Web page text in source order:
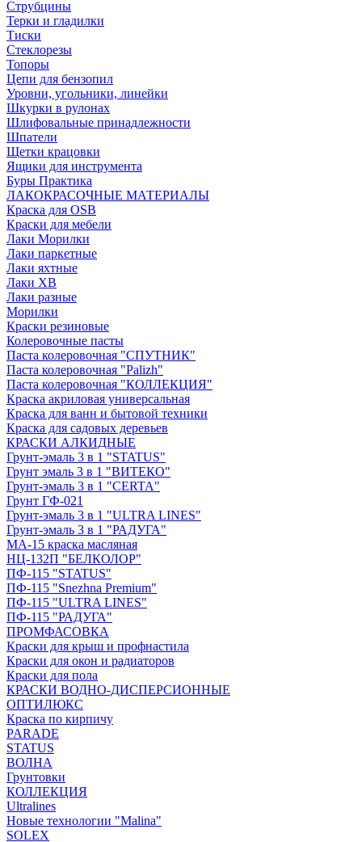
Струбцины
Терки и гладилки
Тиски
Стеклорезы
Топоры
Цепи для бензопил
Уровни, угольники, линейки
Шкурки в рулонах
Шлифовальные принадлежности
Шпатели
Щетки крацовки
Ящики для инструмента
Буры Практика
ЛАКОКРАСОЧНЫЕ МАТЕРИАЛЫ
Краска для OSB
Краски для мебели
Лаки Морилки
Лаки паркетные
Лаки яхтные
Лаки ХВ
Лаки разные
Морилки
Краски резиновые
Колеровочные пасты
Паста колеровочная "СПУТНИК"
Паста колеровочная "Palizh"
Паста колеровочная "КОЛЛЕКЦИЯ"
Краска акриловая универсальная
Краска для ванн и бытовой техники
Краска для садовых деревьев
КРАСКИ АЛКИДНЫЕ
Грунт-эмаль 3 в 1 "STATUS"
Грунт эмаль 3 в 1 "ВИТЕКО"
Грунт-эмаль 3 в 1 "CERTA"
Грунт ГФ-021
Грунт-эмаль 3 в 1 "ULTRA LINES"
Грунт-эмаль 3 в 1 "РАДУГА"
МА-15 краска масляная
НЦ-132П "БЕЛКОЛОР"
ПФ-115 "STATUS"
ПФ-115 "Snezhna Premium"
ПФ-115 "ULTRA LINES"
ПФ-115 "РАДУГА"
ПРОМФАСОВКА
Краски для крыш и профнастила
Краски для окон и радиаторов
Краски для пола
КРАСКИ ВОДНО-ДИСПЕРСИОННЫЕ
ОПТИЛЮКС
Краска по кирпичу
PARADE
STATUS
ВОЛНА
Грунтовки
КОЛЛЕКЦИЯ
Ultralines
Новые технологии "Malina"
SOLEX